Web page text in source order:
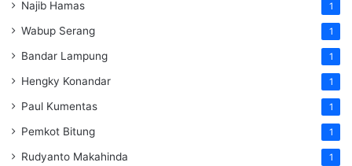
Najib Hamas 1
Wabup Serang 1
Bandar Lampung 1
Hengky Konandar 1
Paul Kumentas 1
Pemkot Bitung 1
Rudyanto Makahinda 1